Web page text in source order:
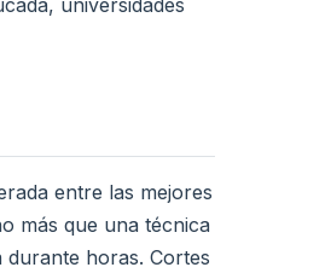
universidades
entre las mejores
más que una técnica
horas. Cortes